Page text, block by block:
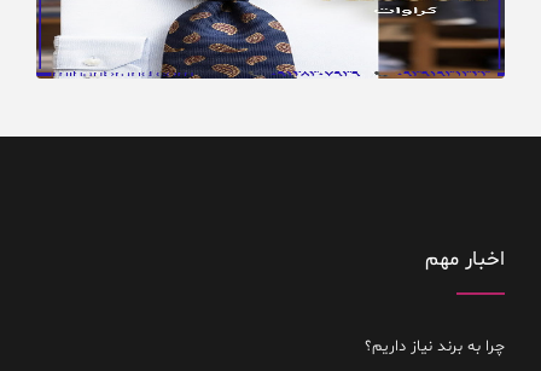
اخبار مهم
چرا به برند نیاز داریم؟